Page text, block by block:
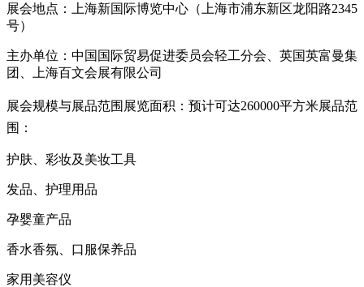
展会地点：上海新国际博览中心（上海市浦东新区龙阳路2345
号）
主办单位：中国国际贸易促进委员会轻工分会、英国英富曼集
团、上海百文会展有限公司
展会规模与展品范围 展览面积：预计可达260000平方米展品范
围：
护肤、彩妆及美妆工具
发品、护理用品
孕婴童产品
香水香氛、口服保养品
家用美容仪